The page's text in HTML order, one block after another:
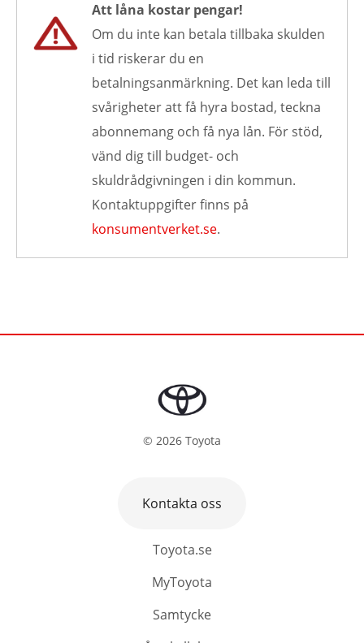
Att låna kostar pengar!
Om du inte kan betala tillbaka skulden
i tid riskerar du en
betalningsanmärkning. Det kan leda till
svårigheter att få hyra bostad, teckna
abonnemang och få nya lån. För stöd,
vänd dig till budget- och
skuldrådgivningen i din kommun.
Kontaktuppgifter finns på
konsumentverket.se.
© 2026 Toyota
Toyota.se
MyToyota
Samtycke
Kontakta oss